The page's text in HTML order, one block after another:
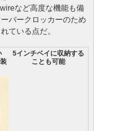
など高度な機能も備
バークロッカーのため
ている点だ。
5インチベイに収納する
ことも可能